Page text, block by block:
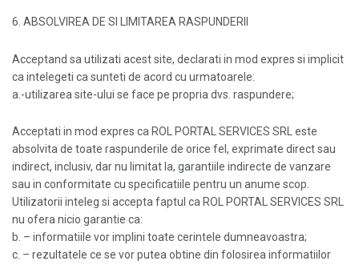
6. ABSOLVIREA DE SI LIMITAREA RASPUNDERII
Acceptand sa utilizati acest site, declarati in mod expres si implicit
ca intelegeti ca sunteti de acord cu urmatoarele:
a.-utilizarea site-ului se face pe propria dvs. raspundere;
Acceptati in mod expres ca ROL PORTAL SERVICES SRL este
absolvita de toate raspunderile de orice fel, exprimate direct sau
indirect, inclusiv, dar nu limitat la, garantiile indirecte de vanzare
sau in conformitate cu specificatiile pentru un anume scop.
Utilizatorii inteleg si accepta faptul ca ROL PORTAL SERVICES SRL
nu ofera nicio garantie ca:
b. – informatiile vor implini toate cerintele dumneavoastra;
c. – rezultatele ce se vor putea obtine din folosirea informatiilor